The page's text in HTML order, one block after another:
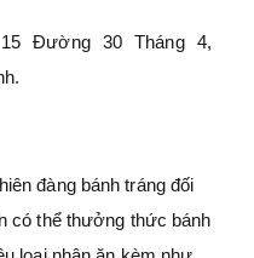
Đường 30 Tháng 4,
đàng bánh tráng đối
có thể thưởng thức bánh